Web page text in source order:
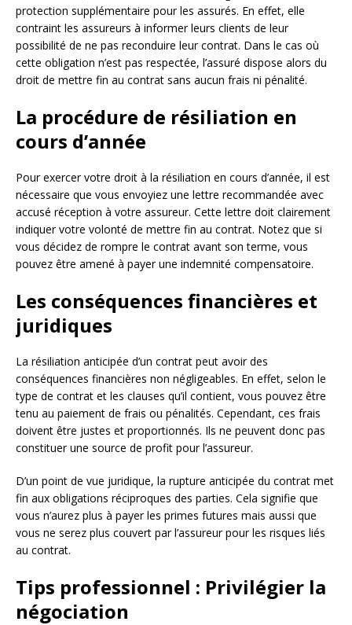
protection supplémentaire pour les assurés. En effet, elle
contraint les assureurs à informer leurs clients de leur
possibilité de ne pas reconduire leur contrat. Dans le cas où
cette obligation n’est pas respectée, l’assuré dispose alors du
droit de mettre fin au contrat sans aucun frais ni pénalité.
La procédure de résiliation en
cours d’année
Pour exercer votre droit à la résiliation en cours d’année, il est
nécessaire que vous envoyiez une lettre recommandée avec
accusé réception à votre assureur. Cette lettre doit clairement
indiquer votre volonté de mettre fin au contrat. Notez que si
vous décidez de rompre le contrat avant son terme, vous
pouvez être amené à payer une indemnité compensatoire.
Les conséquences financières et
juridiques
La résiliation anticipée d’un contrat peut avoir des
conséquences financières non négligeables. En effet, selon le
type de contrat et les clauses qu’il contient, vous pouvez être
tenu au paiement de frais ou pénalités. Cependant, ces frais
doivent être justes et proportionnés. Ils ne peuvent donc pas
constituer une source de profit pour l’assureur.
D’un point de vue juridique, la rupture anticipée du contrat met
fin aux obligations réciproques des parties. Cela signifie que
vous n’aurez plus à payer les primes futures mais aussi que
vous ne serez plus couvert par l’assureur pour les risques liés
au contrat.
Tips professionnel : Privilégier la
négociation